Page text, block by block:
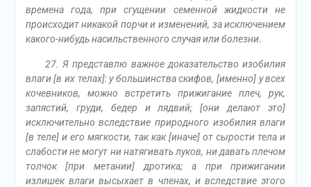
времена года, при сгущении семенной жидкости не
происходит никакой порчи и изменений, за исключением
какого-нибудь насильственного случая или болезни.
27. Я представлю важное доказательство изобилия
влаги [в их телах]: у большинства скифов, [именно] у всех
кочевников, можно встретить прижигание плеч, рук,
запястий, груди, бедер и лядвий; [они делают это]
исключительно вследствие природного изобилия влаги
[в теле] и его мягкости, так как [иначе] от сырости тела и
слабости не могут ни натягивать луков, ни давать плечом
толчок [при метании] дротика; а при прижигании
излишек влаги высыхает в членах, и вследствие этого